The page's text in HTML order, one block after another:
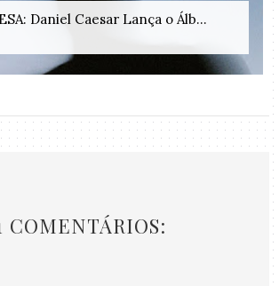
Daniel Caesar Lança o Álb...
COMENTÁRIOS: